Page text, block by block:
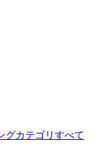
グカテゴリすべて